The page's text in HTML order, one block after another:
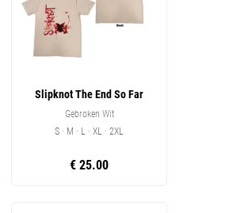
Slipknot The End So Far
Gebroken Wit
S · M · L · XL · 2XL
€ 25.00